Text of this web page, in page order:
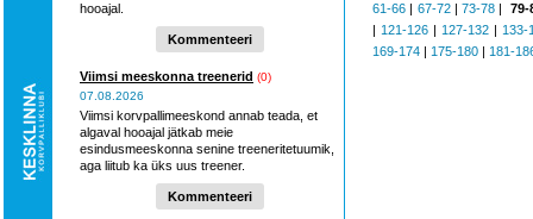
hooajal.
Kommenteeri
Viimsi meeskonna treenerid (0)
07.08.2026
Viimsi korvpallimeeskond annab teada, et
algaval hooajal jätkab meie
esindusmeeskonna senine treeneritetuumik,
aga liitub ka üks uus treener.
Kommenteeri
61-66 | 67-72|73-78 |
79-
| 121-126 | 127-132 | 133-
169-174 | 175-180 | 181-